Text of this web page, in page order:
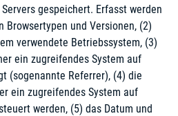
gespeichert. Erfasst werden
Browsertypen und Versionen, (2)
verwendete Betriebssystem, (3)
ein zugreifendes System auf
(sogenannte Referrer), (4) die
ein zugreifendes System auf
werden, (5) das Datum und